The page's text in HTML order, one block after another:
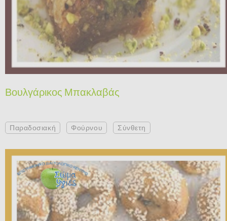
Βουλγάρικος Μπακλαβάς
Παραδοσιακή Φούρνου Σύνθετη